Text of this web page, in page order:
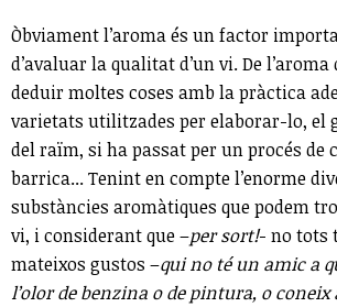
Òbviament l’aroma és un factor
d’avaluar la qualitat d’un vi. De l’aroma
deduir moltes coses amb la pràctica
varietats utilitzades per elaborar-lo, el
del raïm, si ha passat per un procés de
barrica... Tenint en compte l’enorme
substàncies aromàtiques que podem
vi, i considerant que –per sort!- no tots
mateixos gustos –qui no té un amic a
l’olor de benzina o de pintura, o coneix